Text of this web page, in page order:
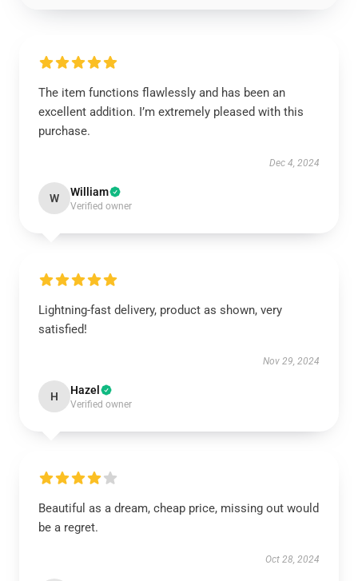
The item functions flawlessly and has been an
excellent addition. I’m extremely pleased with this
purchase.
Dec 4, 2024
W William
Verified owner
Lightning-fast delivery, product as shown, very
satisfied!
Nov 29, 2024
H Hazel
Verified owner
Beautiful as a dream, cheap price, missing out would
be a regret.
Oct 28, 2024